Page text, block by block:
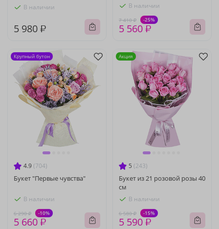
В наличии
5 980 ₽
В наличии
7 410 ₽ -25%
5 560 ₽
4.9 (704)
Букет "Первые чувства"
В наличии
6 290 ₽ -10%
5 660 ₽
Крупный бутон
5 (243)
Букет из 21 розовой розы 40
см
В наличии
6 580 ₽ -15%
5 590 ₽
Акция